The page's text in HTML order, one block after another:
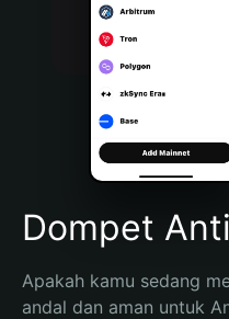
Bahasa Indonesia
Português (Brasil)
Español (Argentina)
Dompet
Apakah kamu sedang
andal dan aman untuk